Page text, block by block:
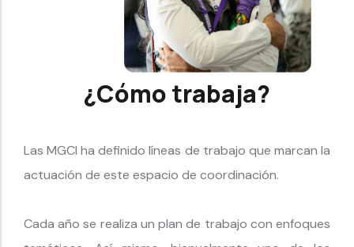
¿Cómo trabaja?
Las MGCI ha definido líneas de trabajo que marcan la
actuación de este espacio de coordinación.
Cada año se realiza un plan de trabajo con enfoques